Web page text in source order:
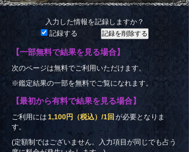
入力した情報を記録しますか？
記録する
【一部無料で結果を見る場合】
次のページは無料でご利用いただけます。
※鑑定結果の一部を無料でご覧になれます。
【最初から有料で結果を見る場合】
ご利用には 1,100円（税込）/1回 が必要となりま
す。
(定額制ではございません。入力項目が同じでも占う